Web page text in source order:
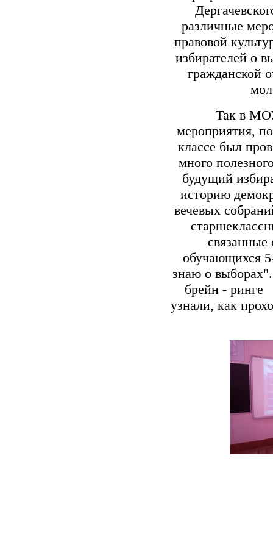
различные
правовой
избирателей о
гражданской
Так в
мероприятия,
классе был
много
будущий
историю
вечевых
связанные
обучающихся
знаю о
брейн - ринге
узнали, как